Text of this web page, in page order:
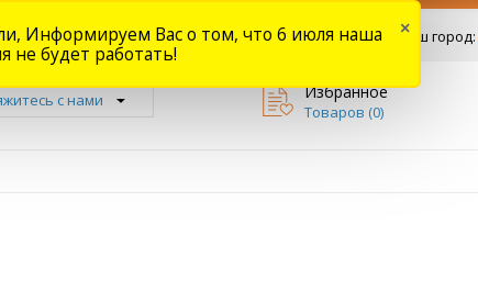
Ваш город:
Оплата Наши магазины Форум Отзывы
с нами Избранное
Товаров (0)
Информируем Вас о том, что 6 июля наша
не будет работать!
×